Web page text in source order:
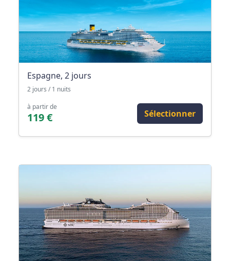
Espagne, 2 jours
2 jours / 1 nuits
à partir de
119 € Sélectionner